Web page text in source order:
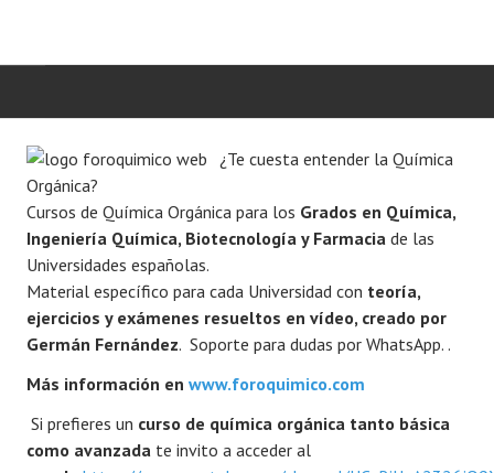
INICIO
QUÍMICA ORGÁNICA
ORGÁNICA AVANZADA
HETEROCICLOS
ESPECTROSCOPÍA
¿Te cuesta entender la Química
Orgánica?
Cursos de Química Orgánica para los Grados en Química,
Ingeniería Química, Biotecnología y Farmacia de las
Universidades españolas.
Material específico para cada Universidad con teoría,
ejercicios y exámenes resueltos en vídeo, creado por
Germán Fernández. Soporte para dudas por WhatsApp. .
Más información en www.foroquimico.com
Si prefieres un curso de química orgánica tanto básica
como avanzada te invito a acceder al